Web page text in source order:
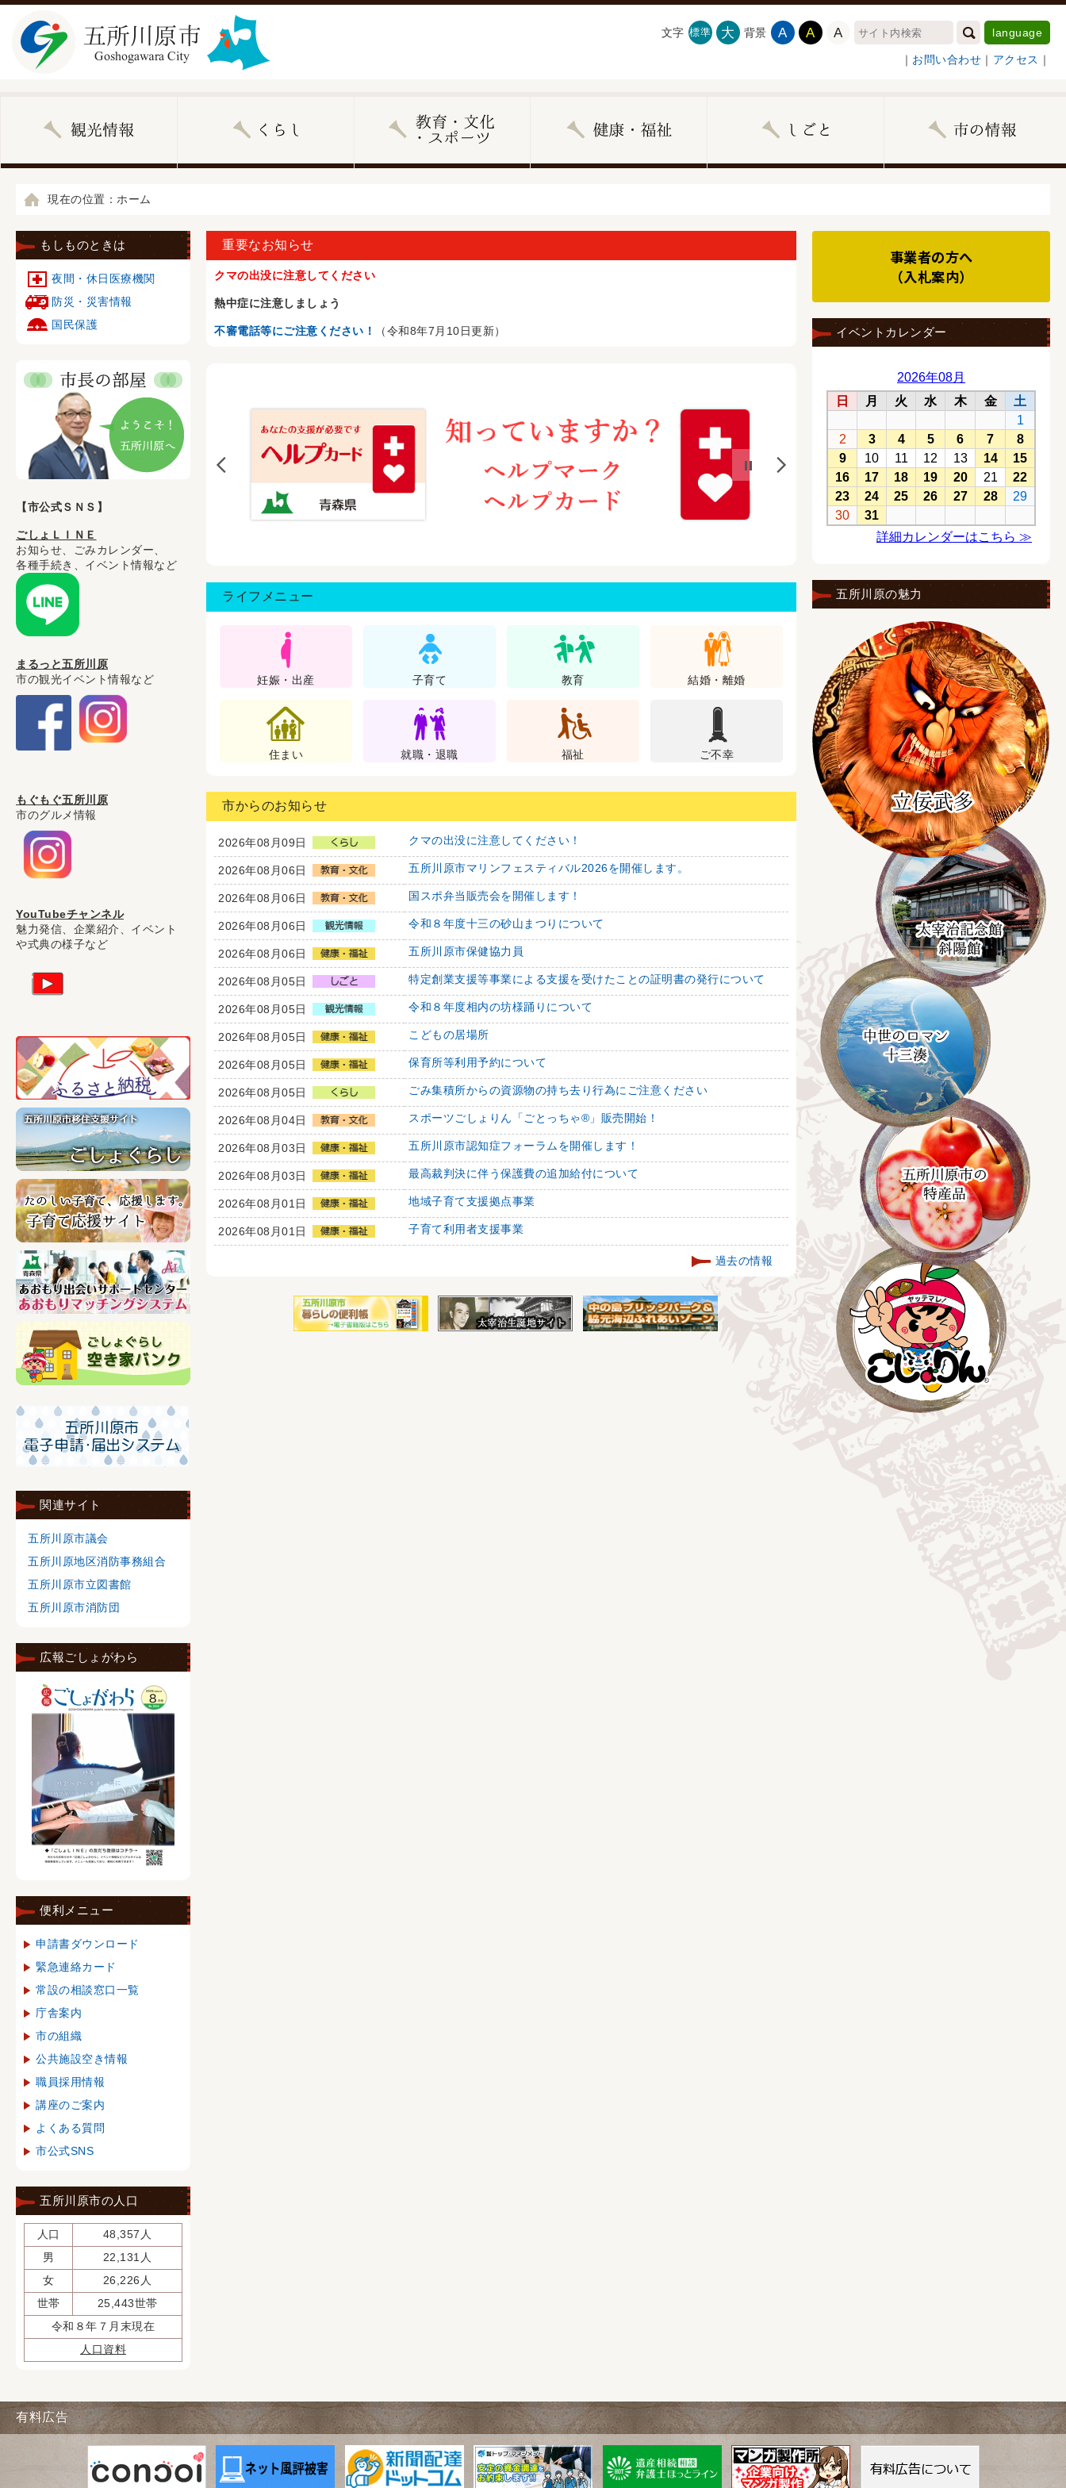
文字 標準 大 背景 A A A language
｜ お問い合わせ ｜ アクセス ｜
現在の位置：ホーム
重要なお知らせ
クマの出没に注意してください
熱中症に注意しましょう
不審電話等にご注意ください！ （令和8年7月10日更新）
ライフメニュー
妊娠・出産 子育て 教育 結婚・離婚
住まい 就職・退職 福祉 ご不幸
市からのお知らせ
2026年08月09日 クマの出没に注意してください！
2026年08月06日 五所川原市マリンフェスティバル2026を開催します。
2026年08月06日 国スポ弁当販売会を開催します！
2026年08月06日 令和８年度十三の砂山まつりについて
2026年08月06日 五所川原市保健協力員
2026年08月05日 特定創業支援等事業による支援を受けたことの証明書の発行について
2026年08月05日 令和８年度相内の坊様踊りについて
2026年08月05日 こどもの居場所
2026年08月05日 保育所等利用予約について
2026年08月05日 ごみ集積所からの資源物の持ち去り行為にご注意ください
2026年08月04日 スポーツごしょりん「ごとっちゃ®」販売開始！
2026年08月03日 五所川原市認知症フォーラムを開催します！
2026年08月03日 最高裁判決に伴う保護費の追加給付について
2026年08月01日 地域子育て支援拠点事業
2026年08月01日 子育て利用者支援事業
過去の情報
もしものときは
夜間・休日医療機関
防災・災害情報
国民保護
【市公式ＳＮＳ】
ごしょＬＩＮＥ
お知らせ、ごみカレンダー、
各種手続き、イベント情報など
まるっと五所川原
市の観光イベント情報など
もぐもぐ五所川原
市のグルメ情報
YouTubeチャンネル
魅力発信、企業紹介、イベント
や式典の様子など
関連サイト
五所川原市議会
五所川原地区消防事務組合
五所川原市立図書館
五所川原市消防団
広報ごしょがわら
便利メニュー
申請書ダウンロード
緊急連絡カード
常設の相談窓口一覧
庁舎案内
市の組織
公共施設空き情報
職員採用情報
講座のご案内
よくある質問
市公式SNS
五所川原市の人口
人口
48,357人
男
22,131人
女
26,226人
世帯
25,443世帯
令和８年７月末現在
人口資料
事業者の方へ
（入札案内）
イベントカレンダー
五所川原の魅力
有料広告